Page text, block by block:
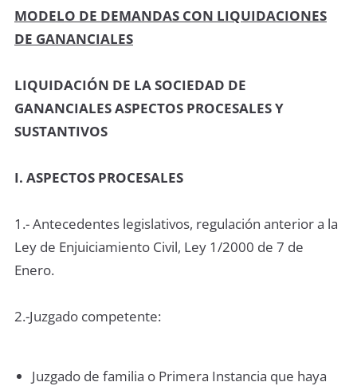
MODELO DE DEMANDAS CON LIQUIDACIONES
DE GANANCIALES
LIQUIDACIÓN DE LA SOCIEDAD DE
GANANCIALES ASPECTOS PROCESALES Y
SUSTANTIVOS
I. ASPECTOS PROCESALES
1.- Antecedentes legislativos, regulación anterior a la
Ley de Enjuiciamiento Civil, Ley 1/2000 de 7 de
Enero.
2.-Juzgado competente:
Juzgado de familia o Primera Instancia que haya